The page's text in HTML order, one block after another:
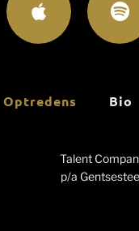
Optredens Bio
Talent
p/a